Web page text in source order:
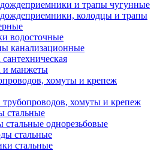
и трапы чугунные
колодцы и трапы
водосточные
канализационные
и манжеты
хомуты и крепеж
трубопроводов, хомуты и крепеж
стальные
стальные однорезьбовые
стальные
стальные